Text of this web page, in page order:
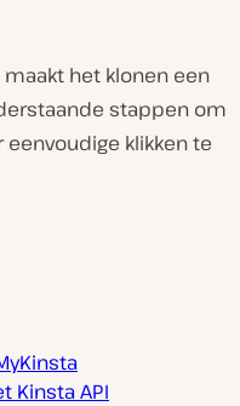
het klonen een
stappen om
klikken te
Kinsta API